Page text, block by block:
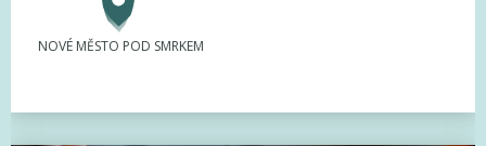
NOVÉ MĚSTO POD SMRKEM